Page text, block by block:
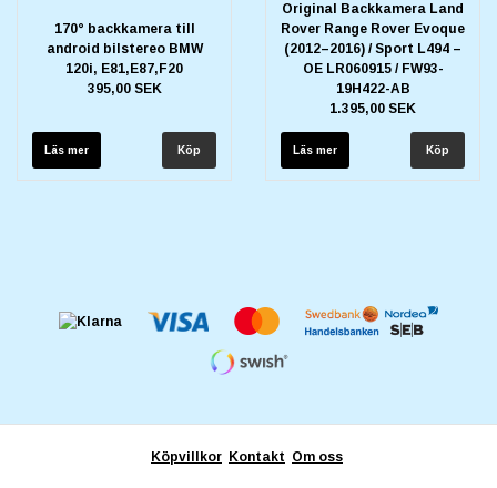
170° backkamera till
android bilstereo BMW
120i, E81,E87,F20
395,00 SEK
Läs mer
Original Backkamera Land
Rover Range Rover Evoque
(2012–2016) / Sport L494 –
OE LR060915 / FW93-
19H422-AB
1.395,00 SEK
Läs mer
Köpvillkor Kontakt Om oss